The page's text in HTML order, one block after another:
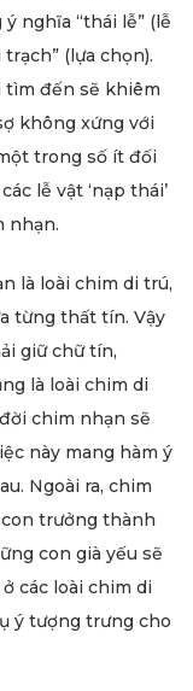
nghĩa “thái lễ” (lễ
(lựa chọn).
tìm đến sẽ khiêm
không xứng với
trong số ít đối
lễ vật ‘nạp thái’
nhạn.
là loài chim di trú,
từng thất tín. Vậy
giữ chữ tín,
là loài chim di
chim nhạn sẽ
này mang hàm ý
Ngoài ra, chim
trưởng thành
con già yếu sẽ
các loài chim di
ý tượng trưng cho